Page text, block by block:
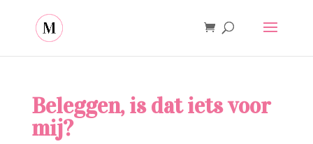
Beleggen, is dat iets voor
mij?